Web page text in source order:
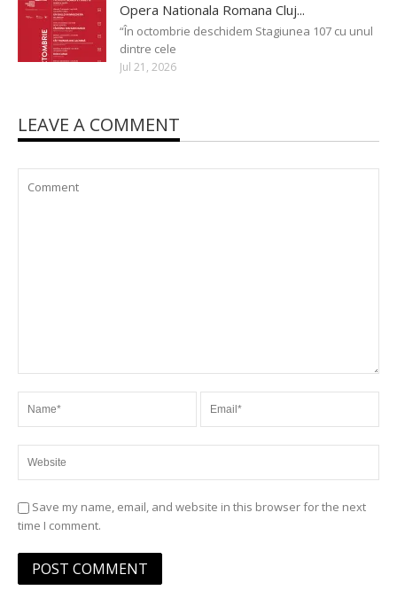
Opera Nationala Romana Cluj...
“În octombrie deschidem Stagiunea 107 cu unul
dintre cele
Jul 21, 2026
LEAVE A COMMENT
Save my name, email, and website in this browser for the next
time I comment.